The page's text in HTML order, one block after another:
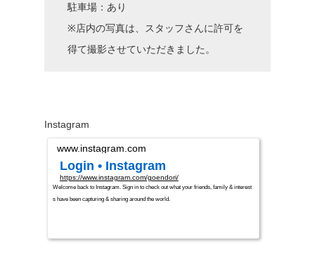
駐車場：あり
※店内の写真は、スタッフさんに許可を
得て撮影させていただきました。
Instagram
www.instagram.com
Login • Instagram
https://www.instagram.com/goendori/
Welcome back to Instagram. Sign in to check out what your friends, family & interest
s have been capturing & sharing around the world.